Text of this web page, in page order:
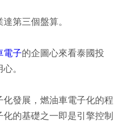
第三個盤算。
電子的企圖心來看泰國投
。
發展，燃油車電子化的程
的基礎之一即是引擎控制